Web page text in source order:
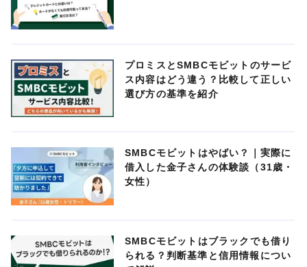
プロミスとSMBCモビットのサービ
ス内容はどう違う？比較して正しい
選び方の基準を紹介
SMBCモビットはやばい？｜実際に
借入した金子さんの体験談（31歳・
女性）
SMBCモビットはブラックでも借り
られる？判断基準と信用情報につい